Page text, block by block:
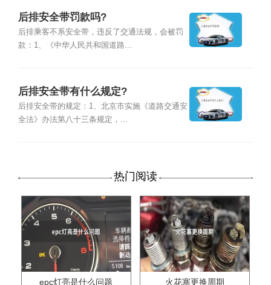
后排安全带罚款吗?
后排乘客不系安全带，违反了交通法规，会被罚
款：1、《中华人民共和国道路...
后排安全带有什么规定?
后排安全带的规定：1、北京市实施《道路交通安
全法》办法第八十三条规定，...
热门阅读
epc灯亮是什么问题 火花塞更换周期